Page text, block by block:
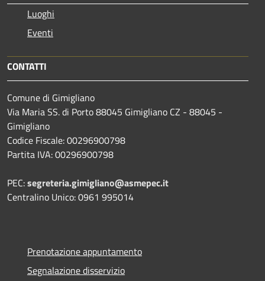
Luoghi
Eventi
CONTATTI
Comune di Gimigliano
Via Maria SS. di Porto 88045 Gimigliano CZ - 88045 -
Gimigliano
Codice Fiscale: 00296900798
Partita IVA: 00296900798
PEC:segreteria.gimigliano@asmepec.it
Centralino Unico: 0961 995014
Prenotazione appuntamento
Segnalazione disservizio